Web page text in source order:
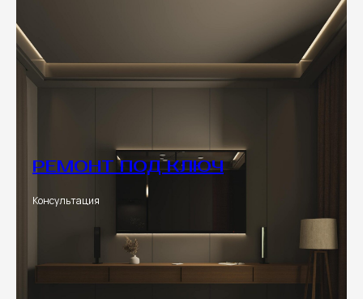
РЕМОНТ ПОД КЛЮЧ
Консультация